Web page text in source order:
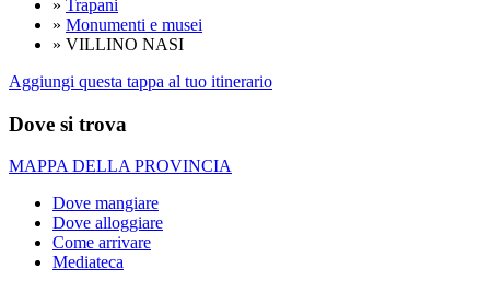
» Trapani
» Monumenti e musei
» VILLINO NASI
Aggiungi questa tappa al tuo itinerario
Dove si trova
MAPPA DELLA PROVINCIA
Dove mangiare
Dove alloggiare
Come arrivare
Mediateca